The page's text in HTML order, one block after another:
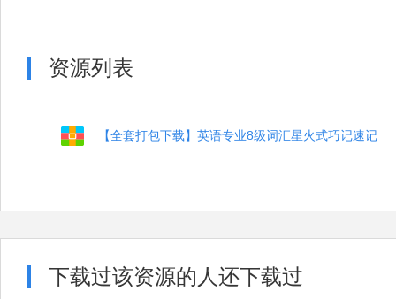
资源列表
【全套打包下载】英语专业8级词汇星火式巧记速记
下载过该资源的人还下载过